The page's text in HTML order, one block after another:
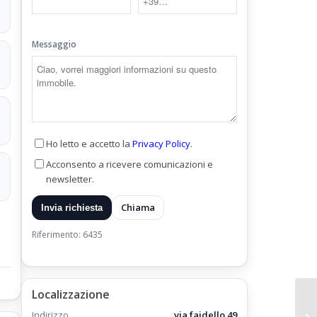
Messaggio
Ho letto e accetto la Privacy Policy.
Acconsento a ricevere comunicazioni e
newsletter.
Invia richiesta Chiama
Riferimento: 6435
Localizzazione